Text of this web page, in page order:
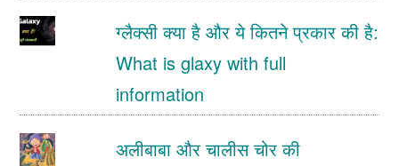
ग्लैक्सी क्या है और ये कितने प्रकार की है:
What is glaxy with full
information
अलीबाबा और चालीस चोर की